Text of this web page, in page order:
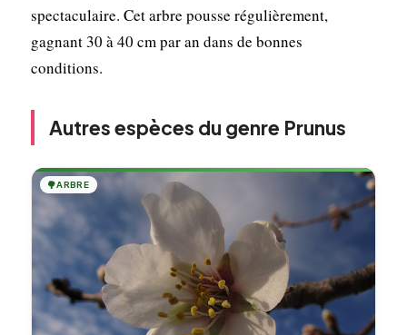
spectaculaire. Cet arbre pousse régulièrement,
gagnant 30 à 40 cm par an dans de bonnes
conditions.
Autres espèces du genre Prunus
🌳ARBRE